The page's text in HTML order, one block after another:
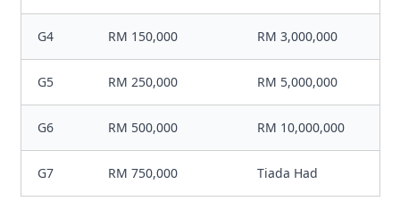
G4 RM 150,000 RM 3,000,000
G5 RM 250,000 RM 5,000,000
G6 RM 500,000 RM 10,000,000
G7 RM 750,000 Tiada Had